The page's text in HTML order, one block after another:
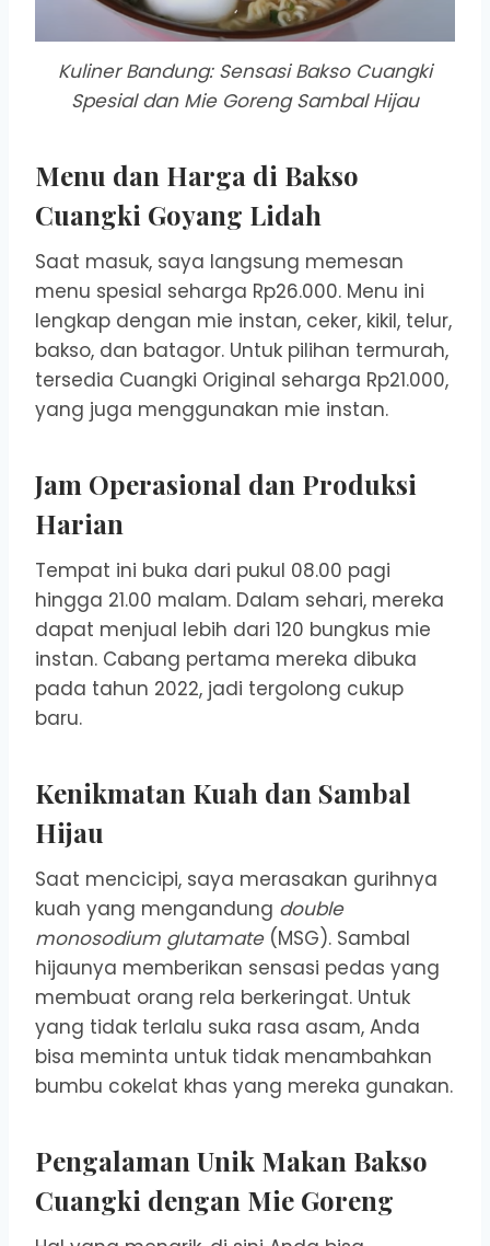
Kuliner Bandung: Sensasi Bakso Cuangki
Spesial dan Mie Goreng Sambal Hijau
Menu dan Harga di Bakso
Cuangki Goyang Lidah
Saat masuk, saya langsung memesan
menu spesial seharga Rp26.000. Menu ini
lengkap dengan mie instan, ceker, kikil, telur,
bakso, dan batagor. Untuk pilihan termurah,
tersedia Cuangki Original seharga Rp21.000,
yang juga menggunakan mie instan.
Jam Operasional dan Produksi
Harian
Tempat ini buka dari pukul 08.00 pagi
hingga 21.00 malam. Dalam sehari, mereka
dapat menjual lebih dari 120 bungkus mie
instan. Cabang pertama mereka dibuka
pada tahun 2022, jadi tergolong cukup
baru.
Kenikmatan Kuah dan Sambal
Hijau
Saat mencicipi, saya merasakan gurihnya
kuah yang mengandung double
monosodium glutamate(MSG). Sambal
hijaunya memberikan sensasi pedas yang
membuat orang rela berkeringat. Untuk
yang tidak terlalu suka rasa asam, Anda
bisa meminta untuk tidak menambahkan
bumbu cokelat khas yang mereka gunakan.
Pengalaman Unik Makan Bakso
Cuangki dengan Mie Goreng